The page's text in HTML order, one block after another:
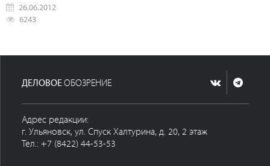
26.06.2012
6243
ДЕЛОВОЕ ОБОЗРЕНИЕ
Адрес редакции:
г. Ульяновск, ул. Спуск Халтурина, д. 20, 2 этаж
Тел.: +7 (8422) 44-53-53